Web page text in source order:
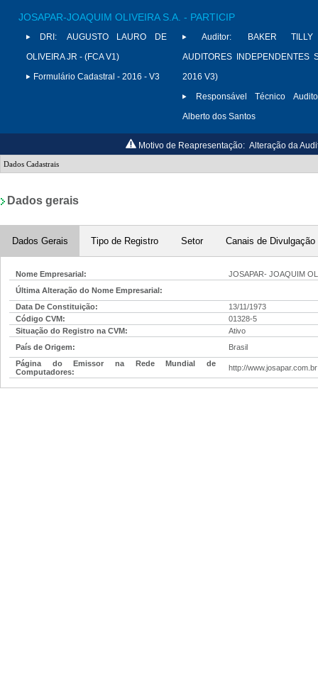
JOSAPAR-JOAQUIM OLIVEIRA S.A. - PARTICIP
DRI:
AUGUSTO LAURO DE
OLIVEIRA JR - (FCA V1)
Formulário Cadastral - 2016 - V3
Auditor:
BAKER
AUDITORES INDEPENDENTES
2016 V3)
Responsável Técnico
Alberto dos Santos
Motivo de Reapresentação: Alteração da